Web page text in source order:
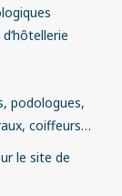
podologues,
coiffeurs…
le site de